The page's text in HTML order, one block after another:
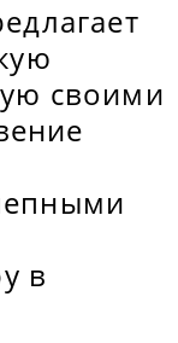
своими
в